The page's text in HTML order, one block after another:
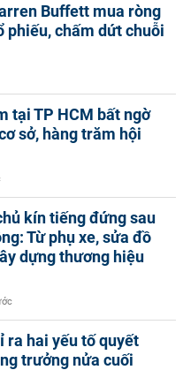
Buffett mua ròng
phiếu, chấm dứt chuỗi
tại TP HCM bất ngờ
sở, hàng trăm hội
kín tiếng đứng sau
Từ phụ xe, sửa đồ
dựng thương hiệu
ra hai yếu tố quyết
trưởng nửa cuối